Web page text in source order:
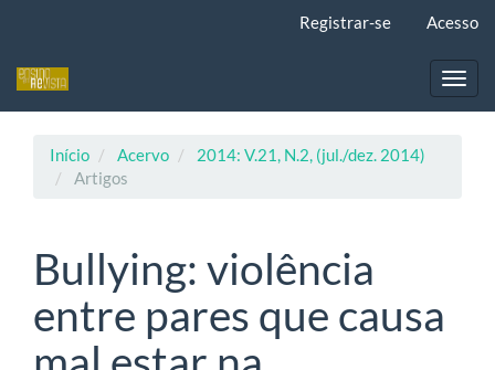
principal
Registrar-se Acesso
Início Acervo
2014: V.21, N.2, (jul./dez. 2014)
Artigos
Bullying: violência
entre pares que causa